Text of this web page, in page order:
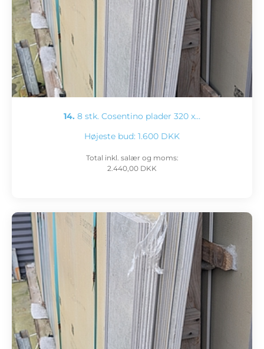
14. 8 stk. Cosentino plader 320 x…
Højeste bud: 1.600 DKK
Total inkl. salær og moms:
2.440,00 DKK